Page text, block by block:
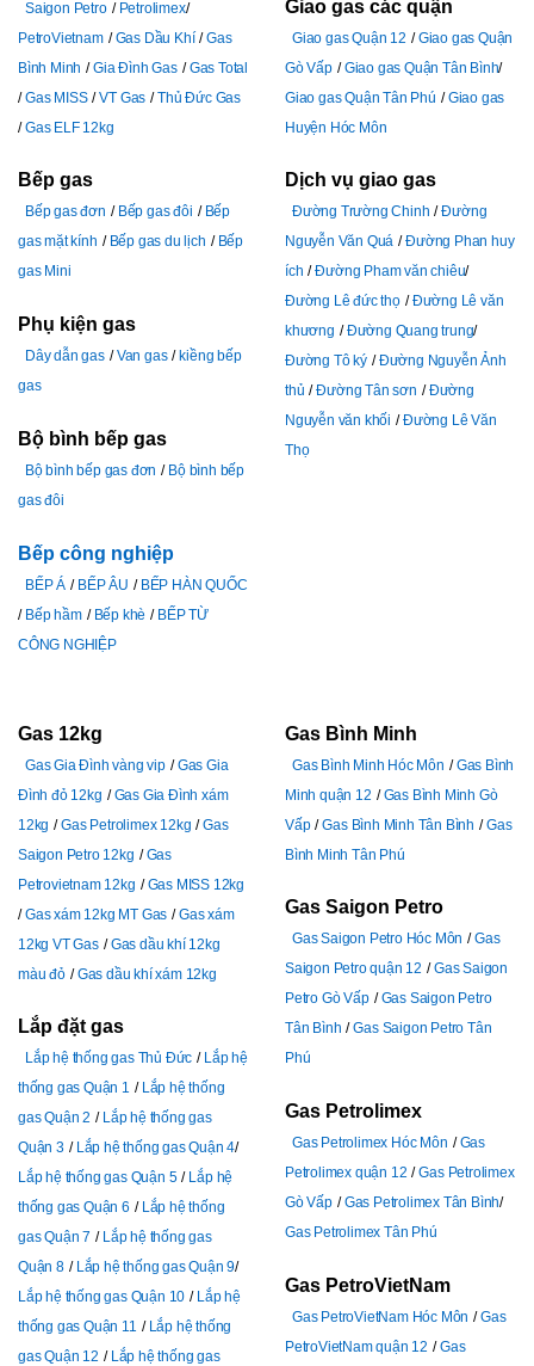
Saigon Petro
Petrolimex
PetroVietnam
Gas Dầu Khí
Gas
Bình Minh
Gia Đình Gas
Gas Total
Gas MISS
VT Gas
Thủ Đức Gas
Gas ELF 12kg
Bếp gas
Bếp gas đơn Bếp gas đôi
Bếp
gas mặt kính
Bếp gas du lịch
Bếp
gas Mini
Phụ kiện gas
Dây dẫn gas Van gas
kiềng bếp
gas
Bộ bình bếp gas
Bộ bình bếp gas đơn
Bộ bình bếp
gas đôi
Bếp công nghiệp
BẾP Á BẾP ÂU
BẾP HÀN QUỐC
Bếp hầm
Bếp khè
BẾP TỪ
CÔNG NGHIỆP
Giao gas các quận
Giao gas Quận 12
Giao gas Quận
Gò Vấp
Giao gas Quận Tân Bình
Giao gas Quận Tân Phú
Giao gas
Huyện Hóc Môn
Dịch vụ giao gas
Đường Trường Chinh
Đường
Nguyễn Văn Quá
Đường Phan huy
ích
Đường Pham văn chiêu
Đường Lê đức thọ
Đường Lê văn
khương
Đường Quang trung
Đường Tô ký
Đường Nguyễn Ảnh
thủ
Đường Tân sơn
Đường
Nguyễn văn khối
Đường Lê Văn
Thọ
Gas 12kg
Gas Gia Đình vàng vip
Gas Gia
Đình đỏ 12kg
Gas Gia Đình xám
12kg
Gas Petrolimex 12kg
Gas
Saigon Petro 12kg
Gas
Petrovietnam 12kg
Gas MISS 12kg
Gas xám 12kg MT Gas
Gas xám
12kg VT Gas
Gas dầu khí 12kg
màu đỏ
Gas dầu khí xám 12kg
Lắp đặt gas
Lắp hệ thống gas Thủ Đức
Lắp hệ
thống gas Quận 1
Lắp hệ thống
gas Quận 2
Lắp hệ thống gas
Quận 3
Lắp hệ thống gas Quận 4
Lắp hệ thống gas Quận 5
Lắp hệ
thống gas Quận 6
Lắp hệ thống
gas Quận 7
Lắp hệ thống gas
Quận 8
Lắp hệ thống gas Quận 9
Lắp hệ thống gas Quận 10
Lắp hệ
thống gas Quận 11
Lắp hệ thống
gas Quận 12
Lắp hệ thống gas
Gas Bình Minh
Gas Bình Minh Hóc Môn
Gas Bình
Minh quận 12
Gas Bình Minh Gò
Vấp
Gas Bình Minh Tân Bình
Gas
Bình Minh Tân Phú
Gas Saigon Petro
Gas Saigon Petro Hóc Môn
Gas
Saigon Petro quận 12
Gas Saigon
Petro Gò Vấp
Gas Saigon Petro
Tân Bình
Gas Saigon Petro Tân
Phú
Gas Petrolimex
Gas Petrolimex Hóc Môn
Gas
Petrolimex quận 12
Gas Petrolimex
Gò Vấp
Gas Petrolimex Tân Bình
Gas Petrolimex Tân Phú
Gas PetroVietNam
Gas PetroVietNam Hóc Môn
Gas
PetroVietNam quận 12
Gas